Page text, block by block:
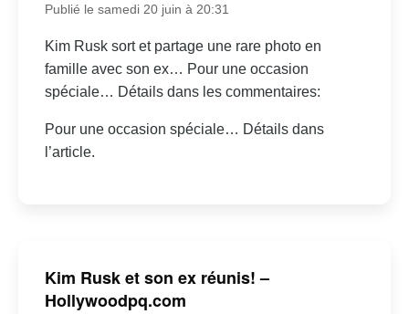
Publié le samedi 20 juin à 20:31
Kim Rusk sort et partage une rare photo en
famille avec son ex… Pour une occasion
spéciale… Détails dans les commentaires:
Pour une occasion spéciale… Détails dans
l’article.
Kim Rusk et son ex réunis! –
Hollywoodpq.com